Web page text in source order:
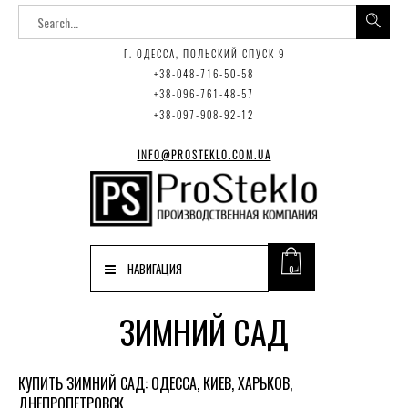
Г. ОДЕССА, ПОЛЬСКИЙ СПУСК 9
+38-048-716-50-58
+38-096-761-48-57
+38-097-908-92-12
INFO@PROSTEKLO.COM.UA
0
НАВИГАЦИЯ
ЗИМНИЙ САД
КУПИТЬ ЗИМНИЙ САД: ОДЕССА, КИЕВ, ХАРЬКОВ,
ДНЕПРОПЕТРОВСК